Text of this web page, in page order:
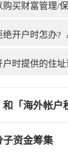
购买财富管理/
绝开户时怎办?
户时提供的住
和「海外帐户
子资金筹集